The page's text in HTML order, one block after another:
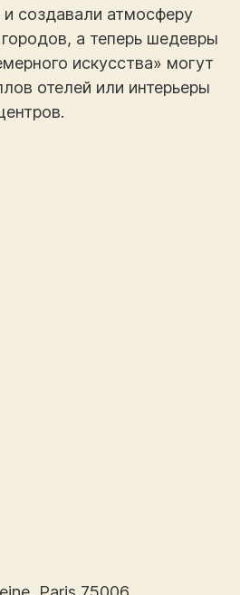
и создавали атмосферу
а теперь шедевры
искусства» могут
отелей или интерьеры